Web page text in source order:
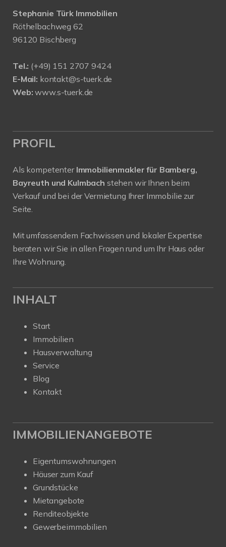
Stephanie Türk Immobilien
Röthelbachweg 62
96120 Bischberg
Tel.: (+49) 151 2707 9424
E-Mail: kontakt@s-tuerk.de
Web: www.s-tuerk.de
PROFIL
Als kompetenter Immobilienmakler für Bamberg,
Bayreuth und Kulmbach stehen wir Ihnen beim
Verkauf und bei der Vermietung Ihrer Immobilie zur
Seite.
Mit umfassendem Fachwissen und lokaler Expertise
beraten wir Sie in allen Fragen rund um Ihr Haus oder
Ihre Wohnung.
INHALT
Start
Immobilien
Hausverwaltung
Service
Blog
Kontakt
IMMOBILIENANGEBOTE
Eigentumswohnungen
Häuser zum Kauf
Grundstücke
Mietangebote
Renditeobjekte
Gewerbeimmobilien